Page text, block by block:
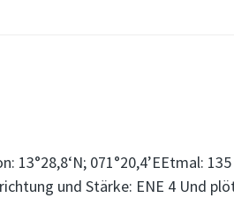
13°28,8‘N; 071°20,4’EEtmal:
und Stärke: ENE 4 Und